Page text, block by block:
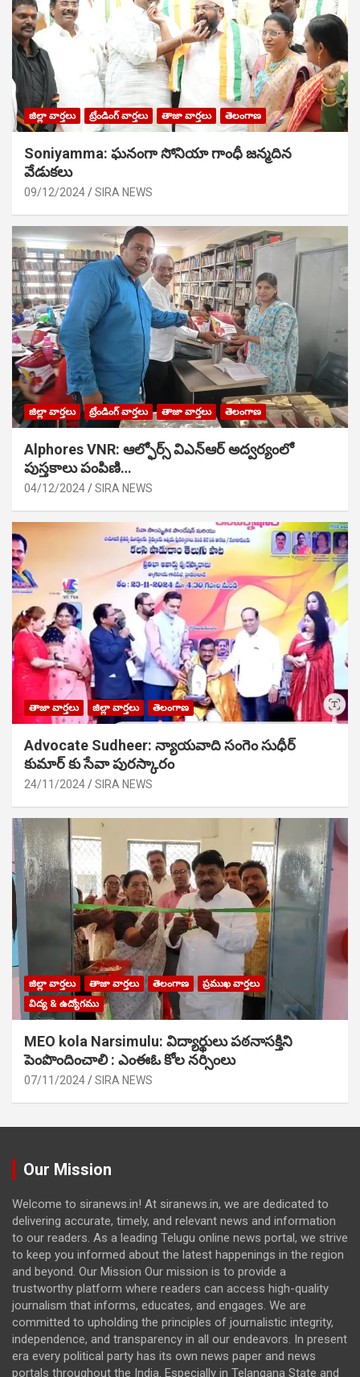
జిల్లా వార్తలు ట్రేండింగ్ వార్తలు తాజా వార్తలు తెలంగాణ
Soniyamma: ఘ‌నంగా సోనియా గాంధీ జ‌న్మ‌దిన
వేడుక‌లు
09/12/2024 SIRA NEWS
జిల్లా వార్తలు ట్రేండింగ్ వార్తలు తాజా వార్తలు తెలంగాణ
Alphores VNR: ఆల్ఫోర్స్ విఎన్ఆర్ అద్వర్యంలో
పుస్తకాలు పంపిణి…
04/12/2024 SIRA NEWS
తాజా వార్తలు జిల్లా వార్తలు తెలంగాణ
Advocate Sudheer: న్యాయవాది సంగెం సుధీర్
కుమార్ కు సేవా పురస్కారం
24/11/2024 SIRA NEWS
జిల్లా వార్తలు తాజా వార్తలు తెలంగాణ
ప్రముఖ వార్తలు
విద్య & ఉద్యోగము
MEO kola Narsimulu: విద్యార్థులు పఠ‌నాసక్తిని
పెంపొందించాలి : ఎంఈఓ కోల నర్సింలు
07/11/2024 SIRA NEWS
Our Mission
Welcome to siranews.in! At siranews.in, we are dedicated to
delivering accurate, timely, and relevant news and information
to our readers. As a leading Telugu online news portal, we strive
to keep you informed about the latest happenings in the region
and beyond. Our Mission Our mission is to provide a
trustworthy platform where readers can access high-quality
journalism that informs, educates, and engages. We are
committed to upholding the principles of journalistic integrity,
independence, and transparency in all our endeavors. In present
era every political party has its own news paper and news
portals throughout the India. Especially in Telangana State and